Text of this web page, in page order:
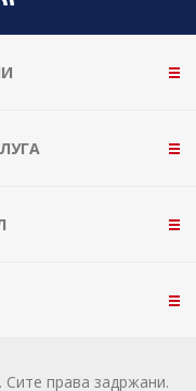
права задржани.